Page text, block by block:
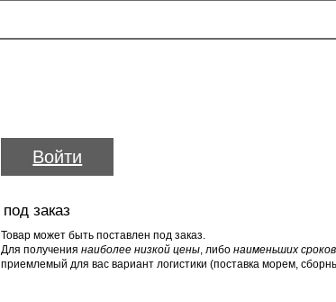
Войти
под заказ
Товар может быть поставлен под заказ.
Для получениянаиболее низкой цены, либонаименьших
приемлемый для вас вариант логистики (поставка морем,